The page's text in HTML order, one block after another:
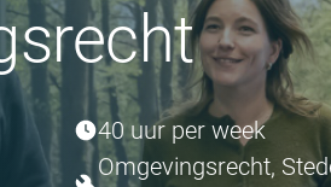
40 uur per week
Omgevingsrecht,